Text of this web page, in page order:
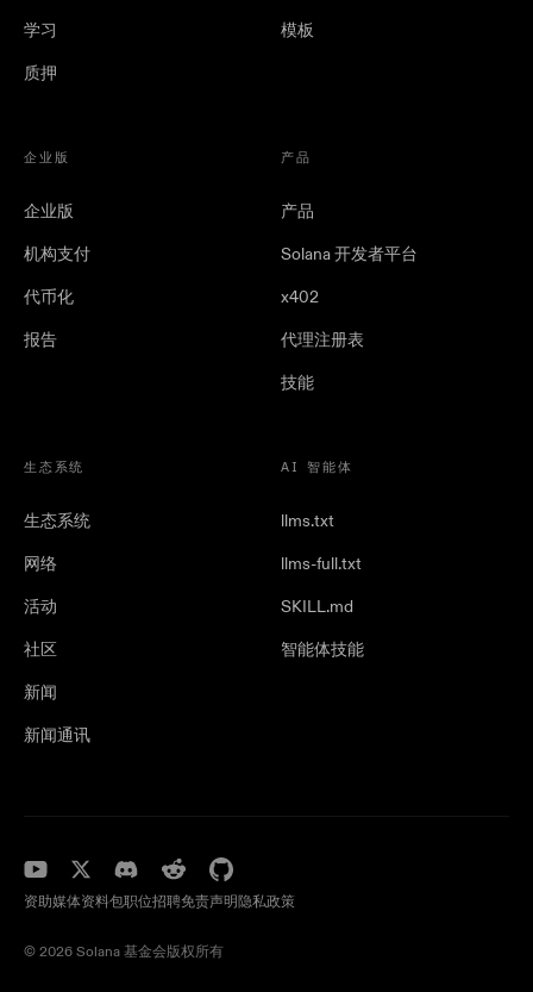
学习
质押
模板
企业版
企业版
机构支付
代币化
报告
产品
产品
Solana 开发者平台
x402
代理注册表
技能
生态系统
生态系统
网络
活动
社区
新闻
新闻通讯
AI 智能体
llms.txt
llms-full.txt
SKILL.md
智能体技能
资助媒体资料包职位招聘免责声明 隐私政策
©️ 2026 Solana 基金会版权所有